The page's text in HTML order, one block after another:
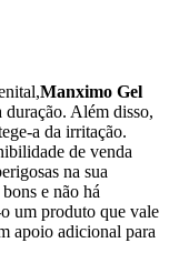
Manximo Gel
duração. Além disso,
a da irritação.
de venda
na sua
e não há
um produto que vale
apoio adicional para